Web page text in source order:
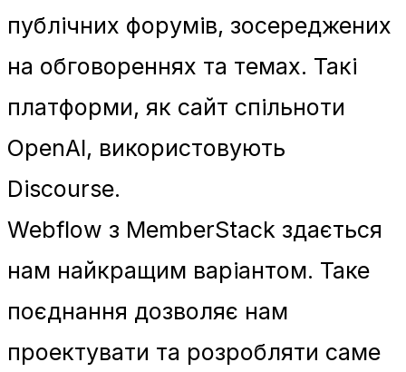
публічних форумів, зосереджених
на обговореннях та темах. Такі
платформи, як сайт спільноти
OpenAI, використовують
Discourse.
Webflow з MemberStack здається
нам найкращим варіантом. Таке
поєднання дозволяє нам
проектувати та розробляти саме